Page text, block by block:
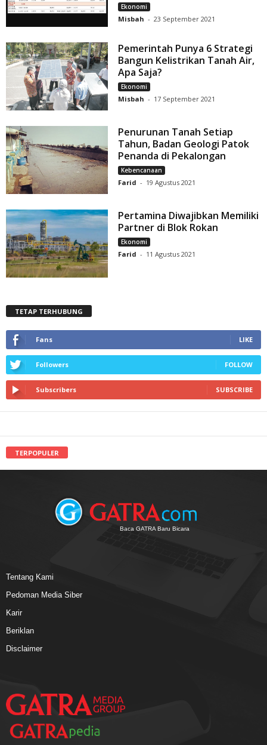
Ekonomi
Misbah - 23 September 2021
Pemerintah Punya 6 Strategi
Bangun Kelistrikan Tanah Air,
Apa Saja?
Ekonomi
Misbah - 17 September 2021
Penurunan Tanah Setiap
Tahun, Badan Geologi Patok
Penanda di Pekalongan
Kebencanaan
Farid - 19 Agustus 2021
Pertamina Diwajibkan Memiliki
Partner di Blok Rokan
Ekonomi
Farid - 11 Agustus 2021
TETAP TERHUBUNG
Fans LIKE
Followers FOLLOW
Subscribers SUBSCRIBE
TERPOPULER
Baca GATRA Baru Bicara
Tentang Kami
Pedoman Media Siber
Karir
Beriklan
Disclaimer